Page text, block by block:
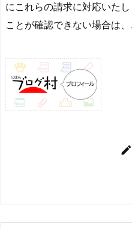
にこれらの請求に対応いた
ことが確認できない場合は
